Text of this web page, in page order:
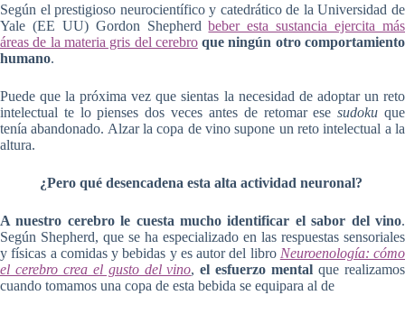
Según el prestigioso neurocientífico y catedrático de la Universidad de
Yale (EE UU) Gordon Shepherdbeber esta sustancia ejercita más
áreas de la materia gris del cerebro que ningún otro comportamiento
humano.
Puede que la próxima vez que sientas la necesidad de adoptar un reto
intelectual te lo pienses dos veces antes de retomar esesudoku que
tenía abandonado. Alzar la copa de vino supone un reto intelectual a la
altura.
¿Pero qué desencadena esta alta actividad neuronal?
A nuestro cerebro le cuesta mucho identificar el sabor del vino.
Según Shepherd, que se ha especializado en las respuestas sensoriales
y físicas a comidas y bebidas y es autor del libro Neuroenología: cómo
el cerebro crea el gusto del vino,el esfuerzo mental que realizamos
cuando tomamos una copa de esta bebida se equipara al de